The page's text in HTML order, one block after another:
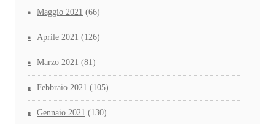
Maggio 2021 (66)
Aprile 2021 (126)
Marzo 2021 (81)
Febbraio 2021 (105)
Gennaio 2021 (130)